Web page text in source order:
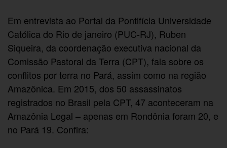
Em entrevista ao Portal da Pontifícia Universidade
Católica do Rio de janeiro (PUC-RJ), Ruben
Siqueira, da coordenação executiva nacional da
Comissão Pastoral da Terra (CPT), fala sobre os
conflitos por terra no Pará, assim como na região
Amazônica. Em 2015, dos 50 assassinatos
registrados no Brasil pela CPT, 47 aconteceram na
Amazônia Legal – apenas em Rondônia foram 20, e
no Pará 19. Confira: